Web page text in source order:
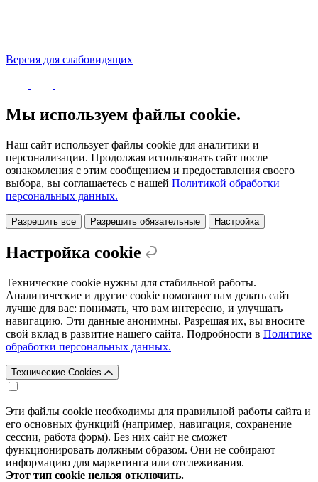
Версия для слабовидящих
Мы используем файлы cookie.
Наш сайт использует файлы cookie для аналитики и
персонализации. Продолжая использовать сайт после
ознакомления с этим сообщением и предоставления своего
выбора, вы соглашаетесь с нашей Политикой обработки
персональных данных.
Разрешить все Разрешить обязательные Настройка
Настройка cookie
Технические cookie нужны для стабильной работы.
Аналитические и другие cookie помогают нам делать сайт
лучше для вас: понимать, что вам интересно, и улучшать
навигацию. Эти данные анонимны. Разрешая их, вы вносите
свой вклад в развитие нашего сайта. Подробности в Политике
обработки персональных данных.
Технические Cookies
Эти файлы cookie необходимы для правильной работы сайта и
его основных функций (например, навигация, сохранение
сессии, работа форм). Без них сайт не сможет
функционировать должным образом. Они не собирают
информацию для маркетинга или отслеживания.
Этот тип cookie нельзя отключить.